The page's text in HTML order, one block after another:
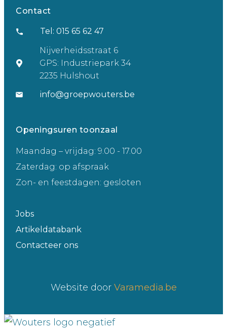
Contact
Tel: 015 65 62 47
Nijverheidsstraat 6
GPS: Industriepark 34
2235 Hulshout
info@groepwouters.be
Openingsuren toonzaal
Maandag – vrijdag: 9.00 - 17.00
Zaterdag: op afspraak
Zon- en feestdagen: gesloten
Jobs
Artikeldatabank
Contacteer ons
Website door Varamedia.be